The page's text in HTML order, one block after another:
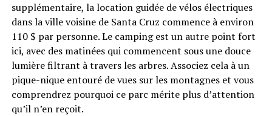
supplémentaire, la location guidée de vélos électriques
dans la ville voisine de Santa Cruz commence à environ
110 $ par personne. Le camping est un autre point fort
ici, avec des matinées qui commencent sous une douce
lumière filtrant à travers les arbres. Associez cela à un
pique-nique entouré de vues sur les montagnes et vous
comprendrez pourquoi ce parc mérite plus d’attention
qu’il n’en reçoit.